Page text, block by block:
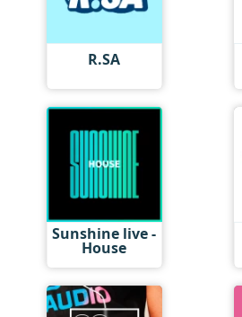
R.SA
Sunshine live -
House